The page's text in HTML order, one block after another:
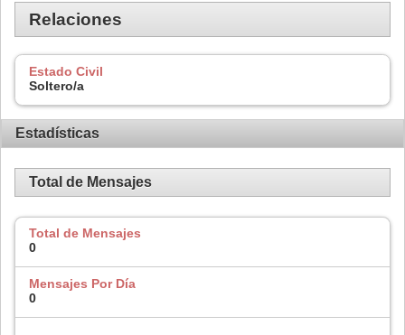
Relaciones
Estado Civil
Soltero/a
Estadísticas
Total de Mensajes
Total de Mensajes
0
Mensajes Por Día
0